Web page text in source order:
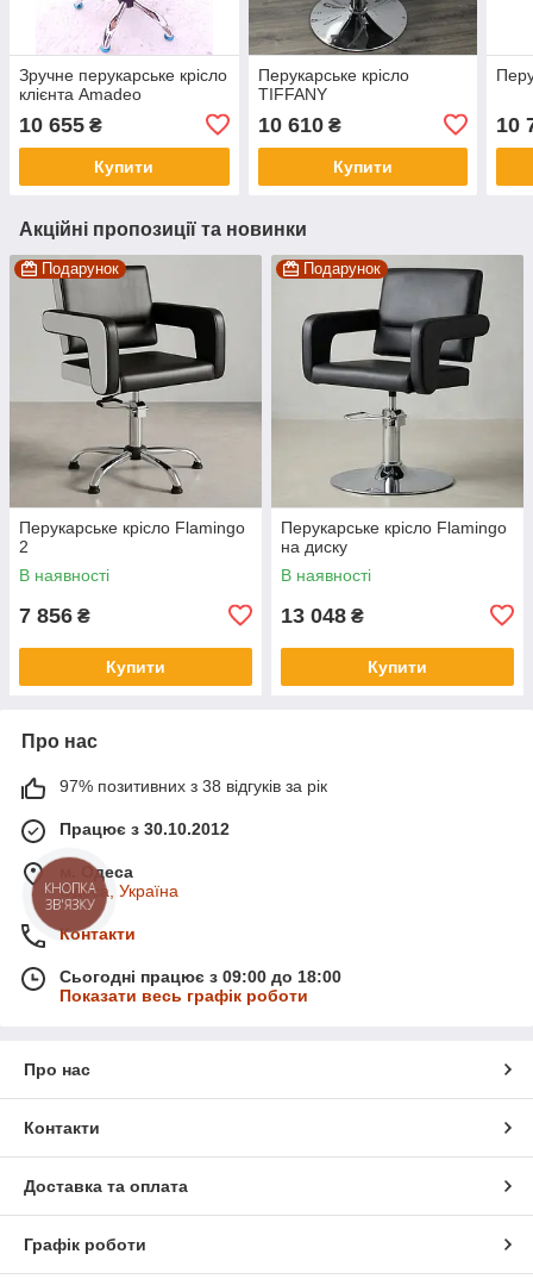
Зручне перукарське крісло
клієнта Amadeo
10 655 ₴
Купити
Перукарське крісло
TIFFANY
10 610₴
Купити
10
Акційні пропозиції та новинки
Подарунок
Перукарське крісло Flamingo
2
В наявності
7 856 ₴
Купити
Подарунок
Перукарське крісло Flamingo
на диску
В наявності
13 048 ₴
Купити
Про нас
97% позитивних з 38 відгуків за рік
Працює з 30.10.2012
м. Одеса
Одеса, Україна
Контакти
Сьогодні працює з 09:00 до 18:00
Показати весь графік роботи
Про нас
Контакти
Доставка та оплата
Графік роботи
КНОПКА
ЗВ'ЯЗКУ